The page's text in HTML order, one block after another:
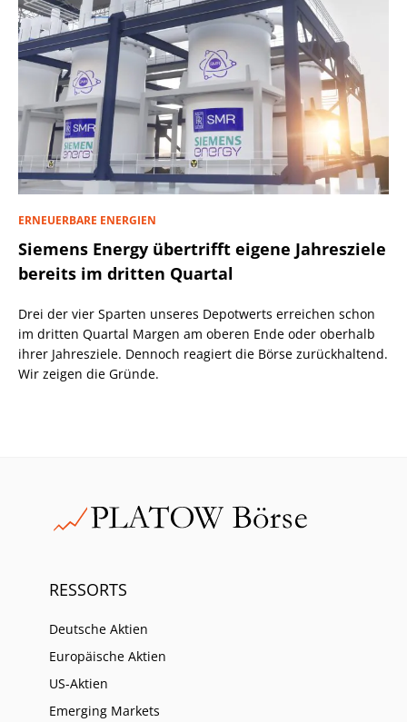
ERNEUERBARE ENERGIEN
Siemens Energy übertrifft eigene Jahresziele
bereits im dritten Quartal
Drei der vier Sparten unseres Depotwerts erreichen schon
im dritten Quartal Margen am oberen Ende oder oberhalb
ihrer Jahresziele. Dennoch reagiert die Börse zurückhaltend.
Wir zeigen die Gründe.
RESSORTS
Deutsche Aktien
Europäische Aktien
US-Aktien
Emerging Markets